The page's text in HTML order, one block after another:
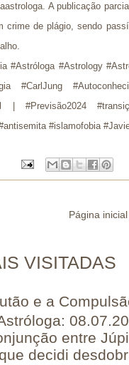
A publicação
crime de plágio, sendo
#Astróloga #Astrology
#CarlJung
|
#Previsão2024
#islamofobia
Página inicial
VISITADAS
e a
entre
decidi